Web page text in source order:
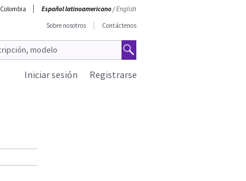
Colombia Español latinoamericano/English
Sobre nosotros
Contáctenos
Registrarse
Iniciar sesión